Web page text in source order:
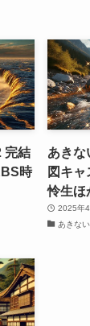
完結
時
あきな
図キ
怜生ほ
2025年
あきな